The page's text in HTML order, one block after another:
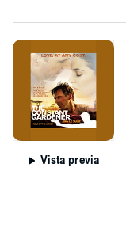
Vista previa